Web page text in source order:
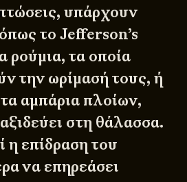
υπάρχουν
τοJefferson’s
ρούμια, τα οποία
την ωρίμασή τους, ή
αμπάρια πλοίων,
στη θάλασσα.
η επίδραση του
να επηρεάσει